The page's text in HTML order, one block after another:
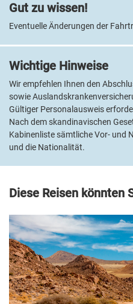
Wichtige Hinweise
Wir empfehlen Ihnen den
sowie
Gültiger Personalausweis
Nach dem skandinavischen
Kabinenliste sämtliche Vor- und
und die Nationalität.
Gut zu wissen!
Eventuelle Änderungen der
Diese Reisen könnten